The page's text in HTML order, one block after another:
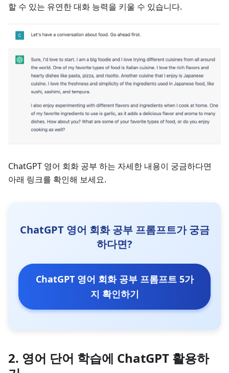
할 수 있는 유연한 대화 능력을 키울 수 있습니다.
ChatGPT 영어 회화 공부 하는 자세한 내용이 궁금하다면
아래 링크를 확인해 보세요.
ChatGPT 영어 회화 공부 프롬프트가 궁금
하다면?
ChatGPT 영어 회화 공부 프롬프트 5가
지 확인하기
2. 영어 단어 학습에 ChatGPT 활용하